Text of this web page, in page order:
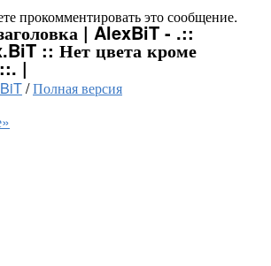
прокомментировать это сообщение.
| AlexBiT - .::
:: Нет цвета кроме
|
/Полная версия